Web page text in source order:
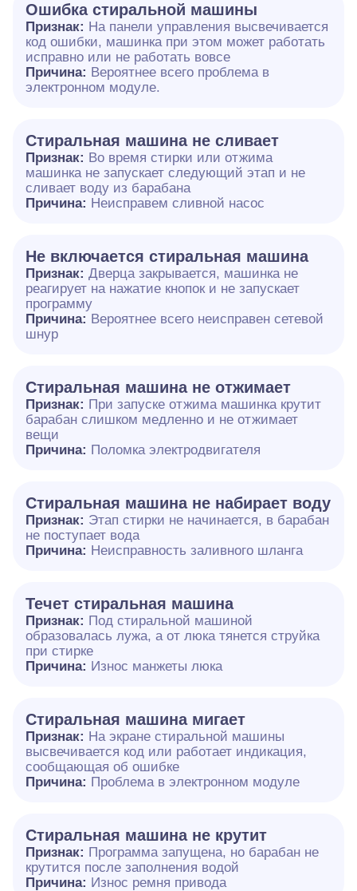
Ошибка стиральной машины
Признак: На панели управления высвечивается
код ошибки, машинка при этом может работать
исправно или не работать вовсе
Причина: Вероятнее всего проблема в
электронном модуле.
Cтиральная машина не сливает
Признак: Во время стирки или отжима
машинка не запускает следующий этап и не
сливает воду из барабана
Причина: Неисправем сливной насос
Не включается стиральная машина
Признак: Дверца закрывается, машинка не
реагирует на нажатие кнопок и не запускает
программу
Причина: Вероятнее всего неисправен сетевой
шнур
Стиральная машина не отжимает
Признак: При запуске отжима машинка крутит
барабан слишком медленно и не отжимает
вещи
Причина: Поломка электродвигателя
Стиральная машина не набирает воду
Признак: Этап стирки не начинается, в барабан
не поступает вода
Причина: Неисправность заливного шланга
Течет стиральная машина
Признак: Под стиральной машиной
образовалась лужа, а от люка тянется струйка
при стирке
Причина: Износ манжеты люка
Стиральная машина мигает
Признак: На экране стиральной машины
высвечивается код или работает индикация,
сообщающая об ошибке
Причина: Проблема в электронном модуле
Стиральная машина не крутит
Признак: Программа запущена, но барабан не
крутится после заполнения водой
Причина: Износ ремня привода